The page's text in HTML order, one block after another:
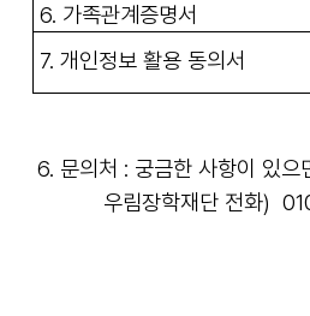
6. 가족관계증명서
7. 개인정보 활용 동의서
6. 문의처 : 궁금한 사항이 있
우림장학재단 전화)